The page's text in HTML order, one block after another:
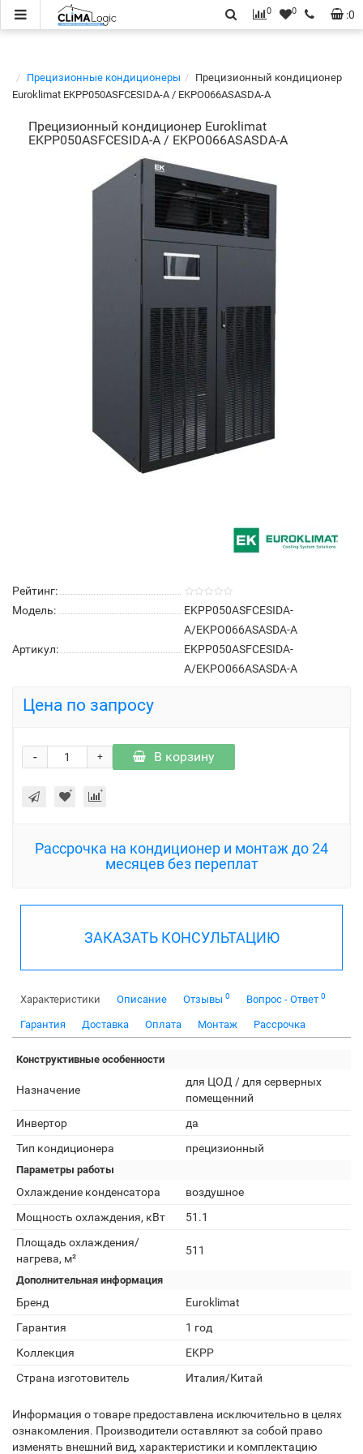
:0
0 0
Прецизионные кондиционеры
Прецизионный кондиционер
Euroklimat EKPP050ASFCESIDA-A / EKPO066ASASDA-A
Прецизионный кондиционер Euroklimat
EKPP050ASFCESIDA-A / EKPO066ASASDA-A
Рейтинг:
Модель:
EKPP050ASFCESIDA-
A/EKPO066ASASDA-A
Артикул:
EKPP050ASFCESIDA-
A/EKPO066ASASDA-A
Цена по запросу
+
- В корзину
Рассрочка на кондиционер и монтаж до 24
месяцев без переплат
ЗАКАЗАТЬ КОНСУЛЬТАЦИЮ
Характеристики Описание Отзывы 0 Вопрос - Ответ 0
Гарантия Доставка Оплата Монтаж Рассрочка
Конструктивные особенности
Назначение
для ЦОД / для серверных
помещенний
Инвертор
да
Тип кондиционера
прецизионный
Параметры работы
Охлаждение конденсатора
воздушное
Мощность охлаждения, кВт
51.1
Площадь охлаждения/
нагрева, м²
511
Дополнительная информация
Бренд
Euroklimat
Гарантия
1 год
Коллекция
EKPP
Страна изготовитель
Италия/Китай
Информация о товаре предоставлена исключительно в целях
ознакомления. Производители оставляют за собой право
изменять внешний вид, характеристики и комплектацию